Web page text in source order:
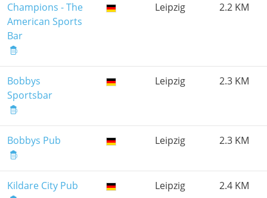
Champions - The
American Sports
Bar
Leipzig 2.2 KM
Bobbys
Sportsbar
Leipzig 2.3 KM
Bobbys Pub Leipzig 2.3 KM
Kildare City Pub Leipzig 2.4 KM